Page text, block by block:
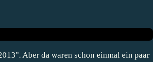
Aber da waren schon einmal ein paar